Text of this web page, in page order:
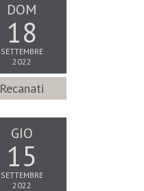
DOM
18
SETTEMBRE
2022
Recanati
GIO
15
SETTEMBRE
2022